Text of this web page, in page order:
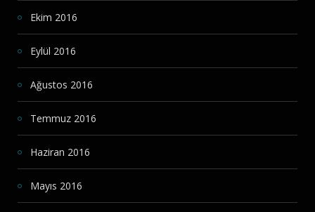
Ekim 2016
Eylül 2016
Ağustos 2016
Temmuz 2016
Haziran 2016
Mayıs 2016